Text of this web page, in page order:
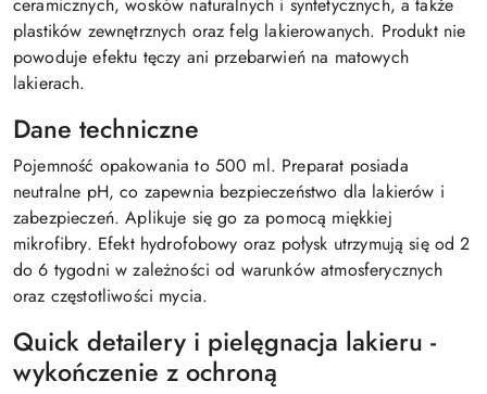
plastików zewnętrznych oraz felg lakierowanych. Produkt nie
powoduje efektu tęczy ani przebarwień na matowych
lakierach.
Dane techniczne
Pojemność opakowania to 500 ml. Preparat posiada
neutralne pH, co zapewnia bezpieczeństwo dla lakierów i
zabezpieczeń. Aplikuje się go za pomocą miękkiej
mikrofibry. Efekt hydrofobowy oraz połysk utrzymują się od 2
do 6 tygodni w zależności od warunków atmosferycznych
oraz częstotliwości mycia.
Quick detailery i pielęgnacja lakieru -
wykończenie z ochroną